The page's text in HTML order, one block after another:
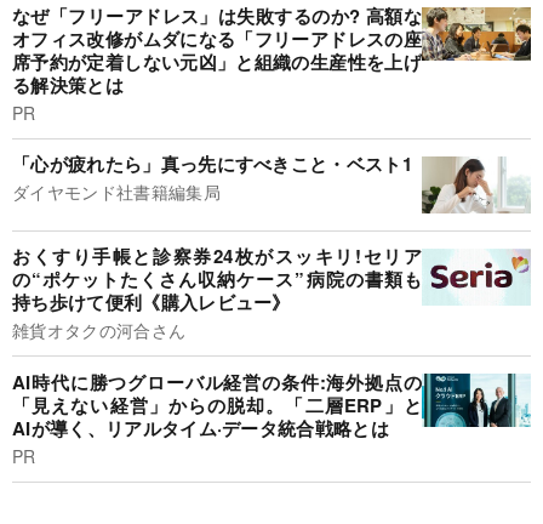
なぜ「フリーアドレス」は失敗するのか? 高額な
オフィス改修がムダになる「フリーアドレスの座
席予約が定着しない元凶」と組織の生産性を上げ
る解決策とは
PR
「心が疲れたら」真っ先にすべきこと・ベスト1
ダイヤモンド社書籍編集局
おくすり手帳と診察券24枚がスッキリ!セリア
の“ポケットたくさん収納ケース”病院の書類も
持ち歩けて便利《購入レビュー》
雑貨オタクの河合さん
AI時代に勝つグローバル経営の条件:海外拠点の
「見えない経営」からの脱却。「二層ERP」と
AIが導く、リアルタイム·データ統合戦略とは
PR